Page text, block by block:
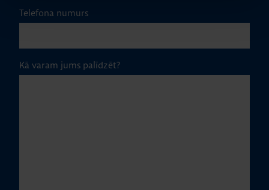
Telefona numurs
Kā varam jums palīdzēt?